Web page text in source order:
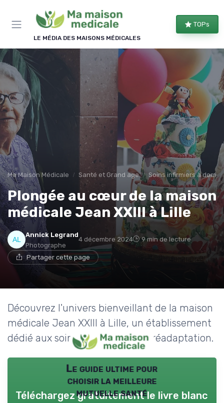
LE MÉDIA DES MAISONS MÉDICALES
TOPs
Ma Maison Médicale Santé et Grand age Soins infirmiers à
Plongée au cœur de la maison
médicale Jean XXIII à Lille
Annick Legrand
Photographe
4 décembre 2024 9 min de lecture
Partager cette page
Découvrez l'univers bienveillant de la maison
médicale Jean XXIII à Lille, un établissement
dédié aux soins palliatifs et à la réadaptation.
Le guide ultime pour
choisir la meilleure
mutuelle santé
Téléchargez gratuitement le livre blanc